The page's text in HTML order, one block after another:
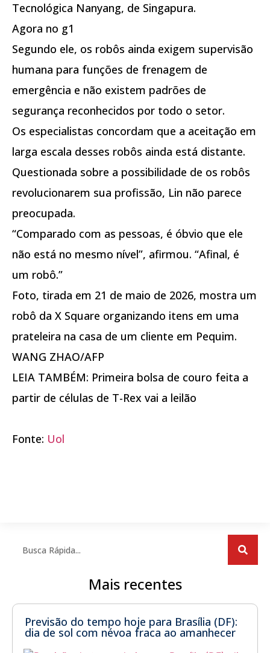
Tecnológica Nanyang, de Singapura.
Agora no g1
Segundo ele, os robôs ainda exigem supervisão
humana para funções de frenagem de
emergência e não existem padrões de
segurança reconhecidos por todo o setor.
Os especialistas concordam que a aceitação em
larga escala desses robôs ainda está distante.
Questionada sobre a possibilidade de os robôs
revolucionarem sua profissão, Lin não parece
preocupada.
“Comparado com as pessoas, é óbvio que ele
não está no mesmo nível”, afirmou. “Afinal, é
um robô.”
Foto, tirada em 21 de maio de 2026, mostra um
robô da X Square organizando itens em uma
prateleira na casa de um cliente em Pequim.
WANG ZHAO/AFP
LEIA TAMBÉM: Primeira bolsa de couro feita a
partir de células de T-Rex vai a leilão
Fonte: Uol
Mais recentes
Previsão do tempo hoje para Brasília (DF):
dia de sol com névoa fraca ao amanhecer